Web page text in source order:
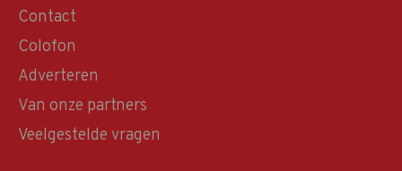
Contact
Colofon
Adverteren
Van onze partners
Veelgestelde vragen